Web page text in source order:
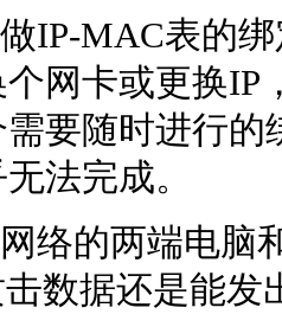
IP-MAC表的
网卡或更换
要随时进行
法完成。
络的两端电脑
数据还是能